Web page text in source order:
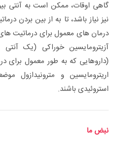
گاهی اوقات، ممکن است به آنتی
نیز نیاز باشد، تا به از بین بردن
درمان های معمول برای درماتیت
آزیترومایسین خوراکی (یک
(داروهایی که به طور معمول برای
اریترومایسین و مترونیدازول
استروئیدی باشند.
نبض ما